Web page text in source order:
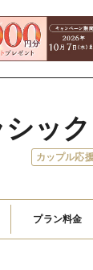
ッ
カップル応
プラン料金